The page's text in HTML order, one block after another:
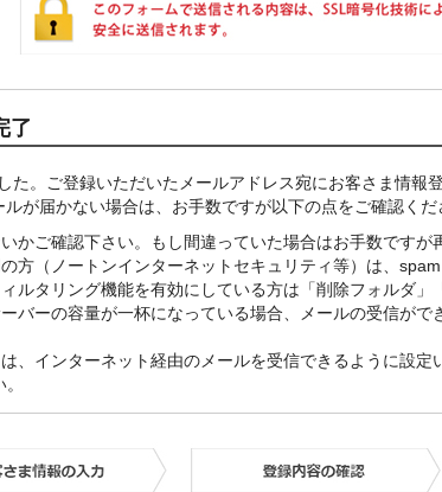
了
た。ご登録いただいたメールアドレス宛にお客さま情報
が届かない場合は、お手数ですが以下の点をご確認くだ
かご確認下さい。もし間違っていた場合はお手数ですが
方（ノートンインターネットセキュリティ等）は、
ルタリング機能を有効にしている方は「削除フォルダ」
バーの容量が一杯になっている場合、メールの受信が
、インターネット経由のメールを受信できるように設